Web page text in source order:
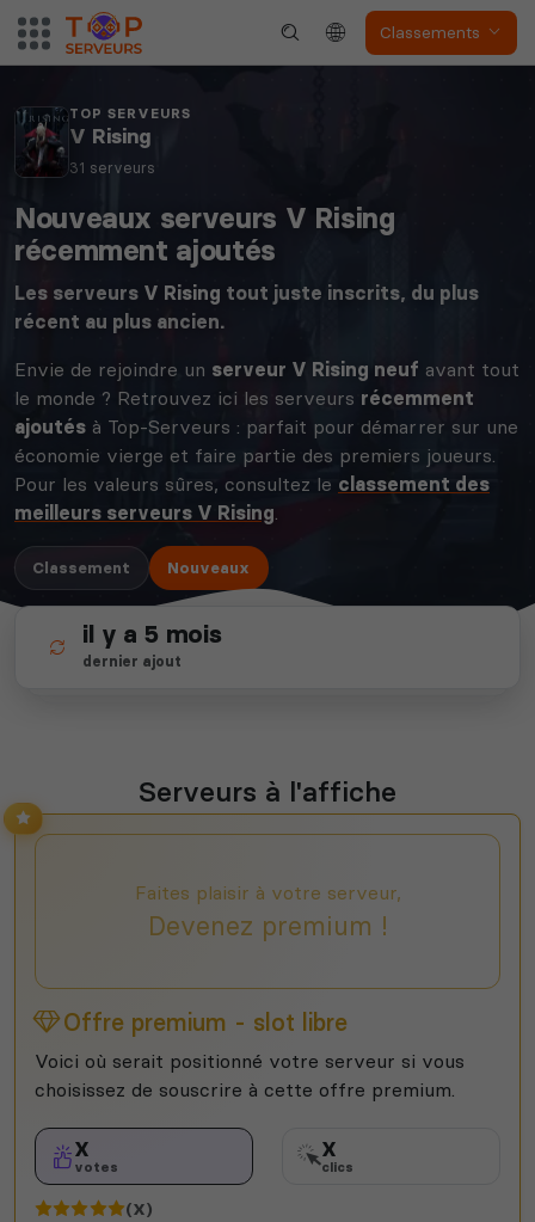
Classements
TOP SERVEURS
V Rising
31 serveurs
Nouveaux serveurs V Rising
récemment ajoutés
Les serveurs V Rising tout juste inscrits, du plus
récent au plus ancien.
Envie de rejoindre un serveur V Rising neuf avant tout
le monde ? Retrouvez ici les serveurs récemment
ajoutés à Top-Serveurs : parfait pour démarrer sur une
économie vierge et faire partie des premiers joueurs.
Pour les valeurs sûres, consultez le classement des
meilleurs serveurs V Rising.
Classement Nouveaux
il y a 5 mois
dernier ajout
depuis 2012
14 ans d'expertise
32
Serveurs à l'affiche
Faites plaisir à votre serveur,
Devenez premium !
Offre premium - slot libre
Voici où serait positionné votre serveur si vous
choisissez de souscrire à cette offre premium.
X
votes
X
clics
(X)